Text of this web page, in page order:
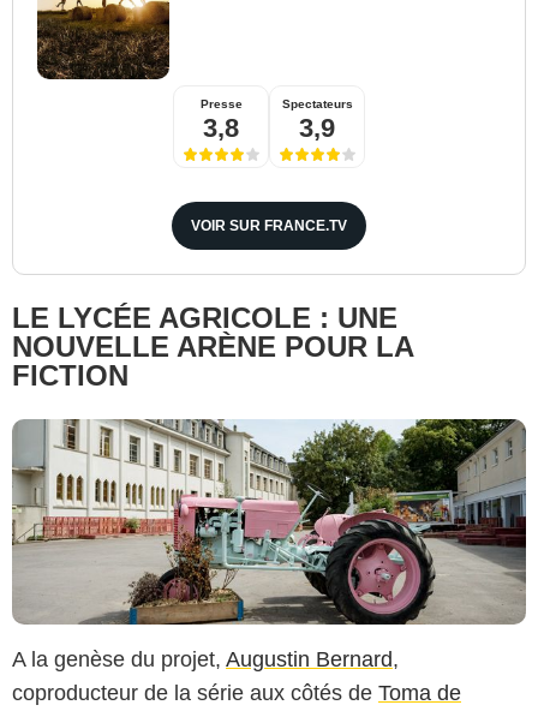
Presse
3,8
Spectateurs
3,9
VOIR SUR FRANCE.TV
LE LYCÉE AGRICOLE : UNE
NOUVELLE ARÈNE POUR LA
FICTION
Jean-Philippe BALTEL / FTV
A la genèse du projet, Augustin Bernard,
coproducteur de la série aux côtés de Toma de